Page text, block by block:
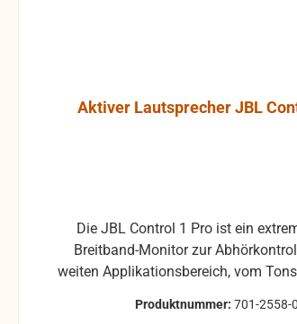
Aktiver Lautsprecher JBL
Breitband-Monitor zur
weiten Applikationsbereich, vom
Produktnummer: 701-2558-